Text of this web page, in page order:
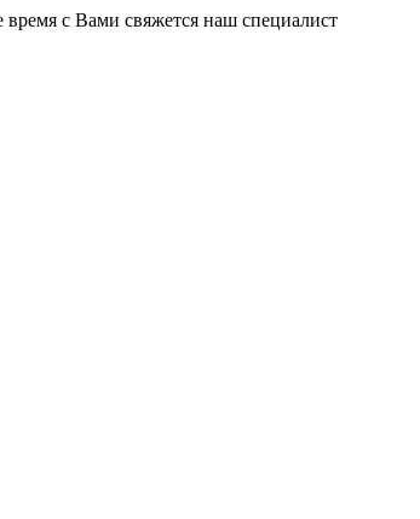
с Вами свяжется наш специалист